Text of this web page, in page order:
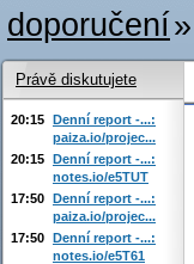
doporučení»
Právě diskutujete
20:15 Denní report -...:
paiza.io/projec...
20:15 Denní report -...:
notes.io/e5TUT
17:50 Denní report -...:
paiza.io/projec...
17:50 Denní report -...:
notes.io/e5T61